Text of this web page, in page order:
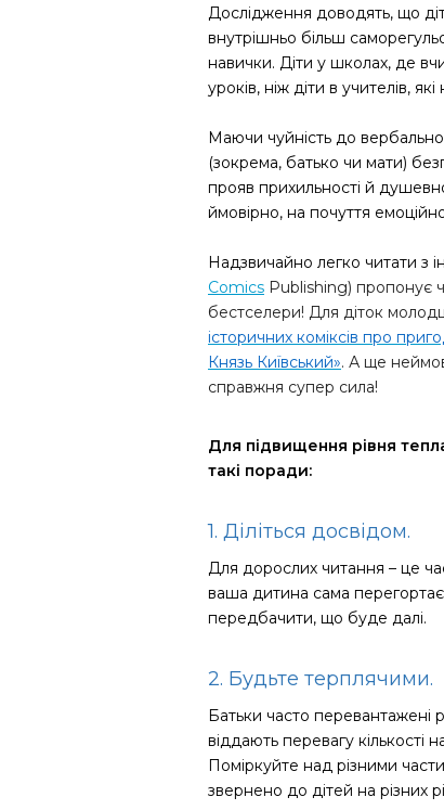
Дослідження доводять, що
внутрішньо більш
навички. Діти у школах, де
уроків, ніж діти в учителів,
Маючи чуйність до
(зокрема, батько чи мати)
прояв прихильності й
ймовірно, на почуття
Надзвичайно легко читати з
Comics Publishing) пропонує
бестселери! Для діток
історичних коміксів про
Князь Київський». А ще
справжня супер сила!
Для підвищення рівня
такі поради:
1. Діліться досвідом.
Для дорослих читання – це
ваша дитина сама перегортає
передбачити, що буде далі.
2. Будьте терплячими.
Батьки часто
віддають перевагу кількості
Поміркуйте над різними
звернено до дітей на різних